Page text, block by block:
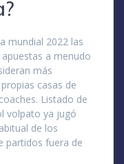
mundial 2022 las
a menudo
más
casas de
Listado de
volpato ya jugó
de los
partidos fuera de